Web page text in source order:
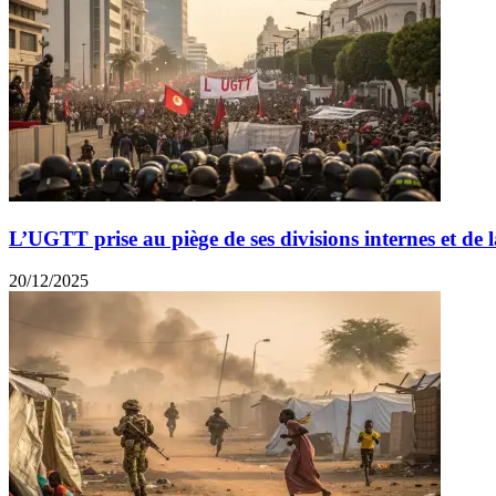
L’UGTT prise au piège de ses divisions internes et
20/12/2025